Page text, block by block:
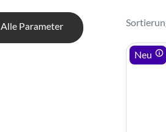
Alle Parameter
Neu